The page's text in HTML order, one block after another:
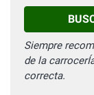
Siempre
de la
correcta.